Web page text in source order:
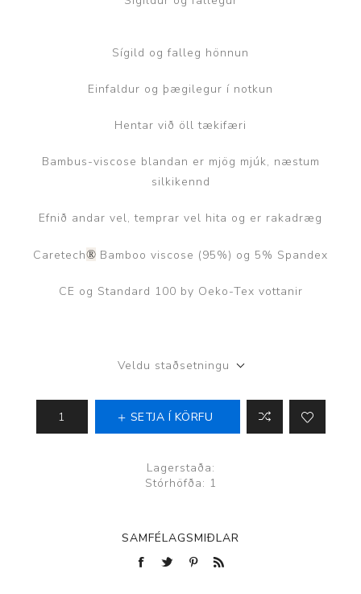
Sígild og falleg hönnun
Einfaldur og þægilegur í notkun
Hentar við öll tækifæri
Bambus-viscose blandan er mjög mjúk, næstum
silkikennd
Efnið andar vel, temprar vel hita og er rakadræg
Caretech® Bamboo viscose (95%) og 5% Spandex
CE og Standard 100 by Oeko-Tex vottanir
Veldu staðsetningu
SETJA Í KÖRFU
Lagerstaða:
Stórhöfða: 1
SAMFÉLAGSMIÐLAR